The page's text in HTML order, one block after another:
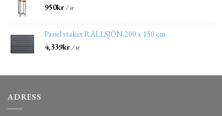
950kr/ st
Panel staket RÄLLSJÖN 200 x 150 cm
4,339kr/ st
ADRESS